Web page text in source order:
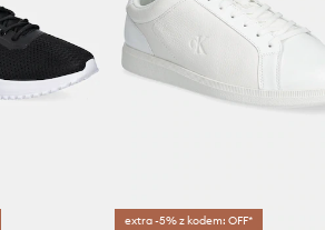
extra -5% z kodem: OFF*